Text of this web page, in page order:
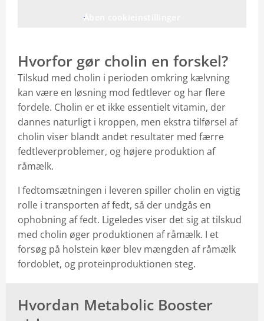
Åben cookieinstillinger
Hvorfor gør cholin en forskel?
Tilskud med cholin i perioden omkring kælvning
kan være en løsning mod fedtlever og har flere
fordele. Cholin er et ikke essentielt vitamin, der
dannes naturligt i kroppen, men ekstra tilførsel af
cholin viser blandt andet resultater med færre
fedtleverproblemer, og højere produktion af
råmælk.
I fedtomsætningen i leveren spiller cholin en vigtig
rolle i transporten af fedt, så der undgås en
ophobning af fedt. Ligeledes viser det sig at tilskud
med cholin øger produktionen af råmælk. I et
forsøg på holstein køer blev mængden af råmælk
fordoblet, og proteinproduktionen steg.
Hvordan Metabolic Booster